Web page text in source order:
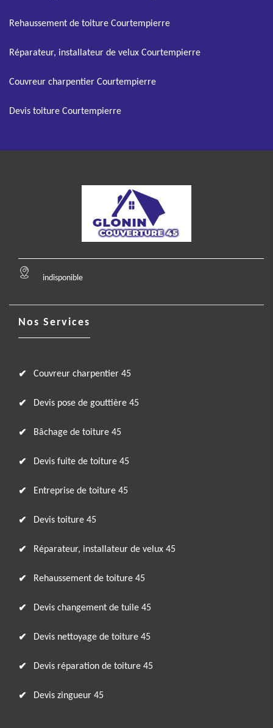
Rehaussement de toiture Courtempierre
Réparateur, installateur de velux Courtempierre
Couvreur charpentier Courtempierre
Devis toiture Courtempierre
indisponible
Nos Services
Couvreur charpentier 45
Devis pose de gouttière 45
Bâchage de toiture 45
Devis fuite de toiture 45
Entreprise de toiture 45
Devis toiture 45
Réparateur, installateur de velux 45
Rehaussement de toiture 45
Devis changement de tuile 45
Devis nettoyage de toiture 45
Devis réparation de toiture 45
Devis zingueur 45